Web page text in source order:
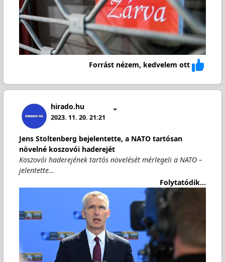
Forrást nézem, kedvelem ott
hirado.hu
2023. 11. 20. 21:21
Jens Stoltenberg bejelentette, a NATO tartósan
növelné koszovói haderejét
Koszovói haderejének tartós növelését mérlegeli a NATO –
jelentette…
Folytatódik...